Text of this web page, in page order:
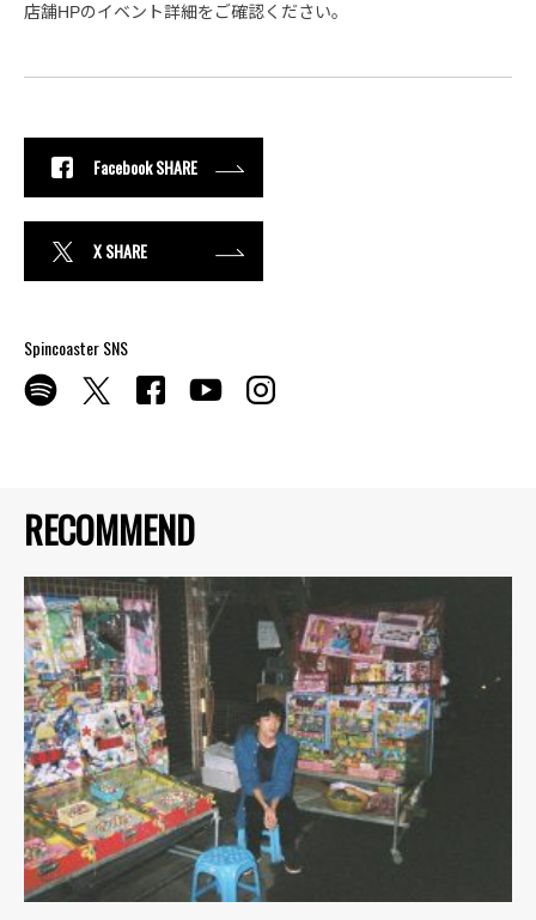
RECOMMEND
店舗HPのイベント詳細をご確認ください。
Facebook SHARE
X SHARE
Spincoaster SNS